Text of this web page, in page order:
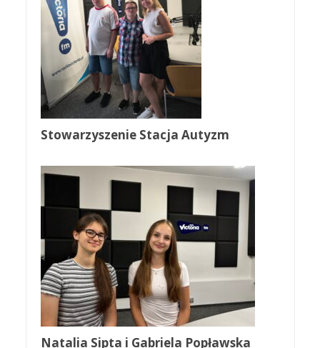
Stowarzyszenie Stacja Autyzm
Natalia Sipta i Gabriela Popławska